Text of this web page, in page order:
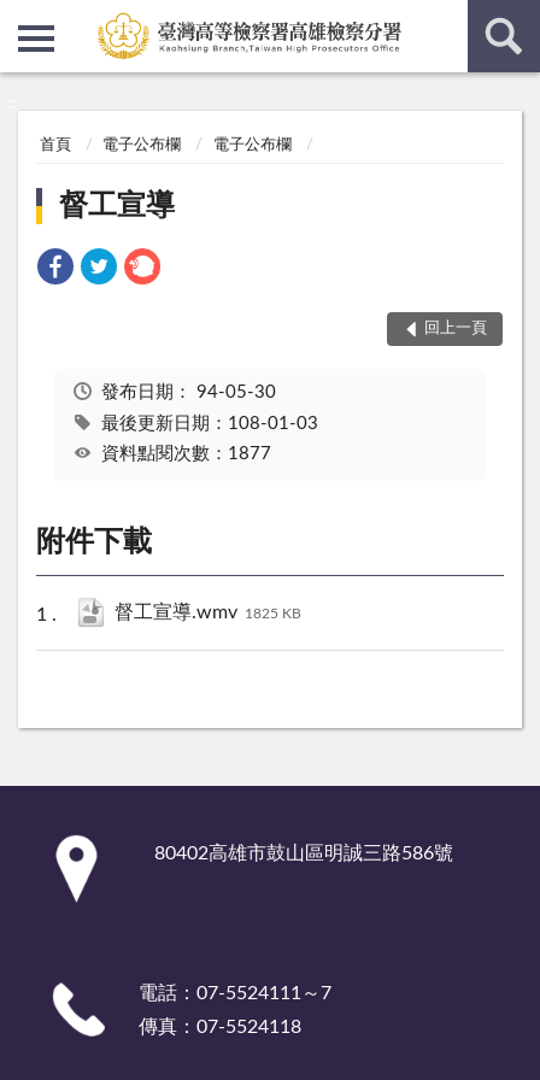
首頁 電子公布欄 電子公布欄
督工宣導
回上一頁
發布日期： 94-05-30
最後更新日期：108-01-03
資料點閱次數：1877
附件下載
督工宣導.wmv 1825 KB
80402高雄市鼓山區明誠三路586號
電話：07-5524111～7
傳真：07-5524118